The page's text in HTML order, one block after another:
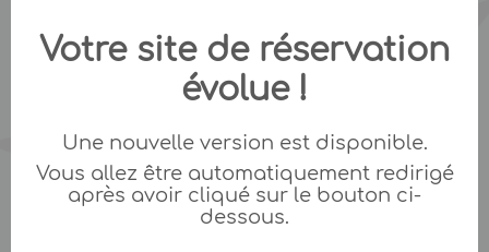
Votre site de réservation
évolue !
Une nouvelle version est disponible.
Vous allez être automatiquement redirigé
après avoir cliqué sur le bouton ci-
dessous.